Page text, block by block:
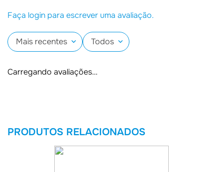
Faça login para escrever uma avaliação.
Mais recentes Todos
Carregando avaliações…
PRODUTOS RELACIONADOS